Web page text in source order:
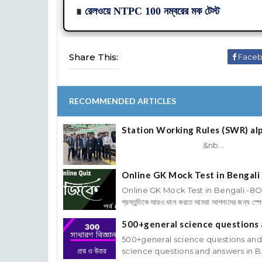
∎ রেলওয়ে NTPC 100 নম্বরের মক টেস্ট
Share This:
RECOMMENDED ARTICLES
Station Working Rules (SWR)
&nb...
Online GK Mock Test in Bengali
Online GK Mock Test in Bengali -
প্রস্তুতিকে আরও ভাল করতে আমরা আপনাদের জন্য
500+general science questions
500+general science questions and
science questions and answers in